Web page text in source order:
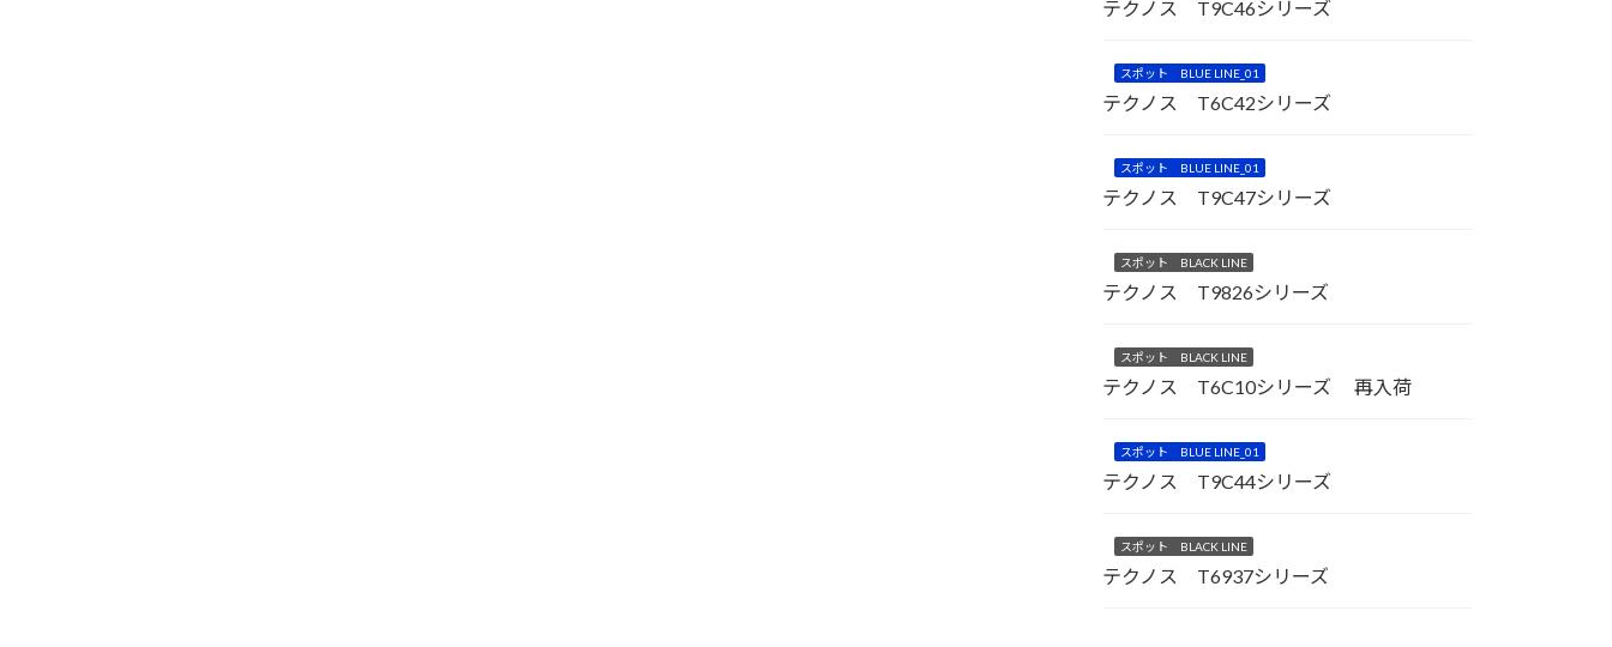
テクノス T9C46シリーズ
スポット BLUE LINE_01
テクノス T6C42シリーズ
スポット BLUE LINE_01
テクノス T9C47シリーズ
スポット BLACK LINE
テクノス T9826シリーズ
スポット BLACK LINE
テクノス T6C10シリーズ 再入荷
スポット BLUE LINE_01
テクノス T9C44シリーズ
スポット BLACK LINE
テクノス T6937シリーズ